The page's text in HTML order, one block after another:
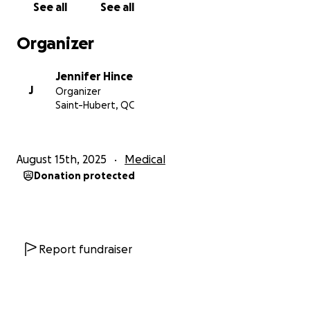
See all See all
Organizer
J
Jennifer Hince
Organizer
Saint-Hubert, QC
August 15th, 2025 Medical
Donation protected
Report fundraiser